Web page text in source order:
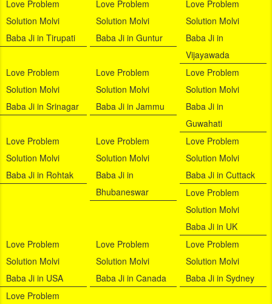
Love Problem
Solution Molvi
Baba Ji in Tirupati
Love Problem
Solution Molvi
Baba Ji in Guntur
Love Problem
Solution Molvi
Baba Ji in
Vijayawada
Love Problem
Solution Molvi
Baba Ji in Srinagar
Love Problem
Solution Molvi
Baba Ji in Jammu
Love Problem
Solution Molvi
Baba Ji in
Guwahati
Love Problem
Solution Molvi
Baba Ji in Rohtak
Love Problem
Solution Molvi
Baba Ji in
Bhubaneswar
Love Problem
Solution Molvi
Baba Ji in Cuttack
Love Problem
Solution Molvi
Baba Ji in UK
Love Problem
Solution Molvi
Baba Ji in USA
Love Problem
Solution Molvi
Baba Ji in Canada
Love Problem
Solution Molvi
Baba Ji in Sydney
Love Problem